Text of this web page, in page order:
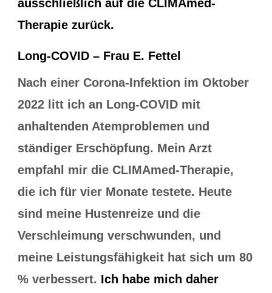
ausschließlich auf die CLIMAmed-
Therapie zurück.
Long-COVID – Frau E. Fettel
Nach einer Corona-Infektion im Oktober
2022 litt ich an Long-COVID mit
anhaltenden Atemproblemen und
ständiger Erschöpfung. Mein Arzt
empfahl mir die CLIMAmed-Therapie,
die ich für vier Monate testete. Heute
sind meine Hustenreize und die
Verschleimung verschwunden, und
meine Leistungsfähigkeit hat sich um 80
% verbessert. Ich habe mich daher